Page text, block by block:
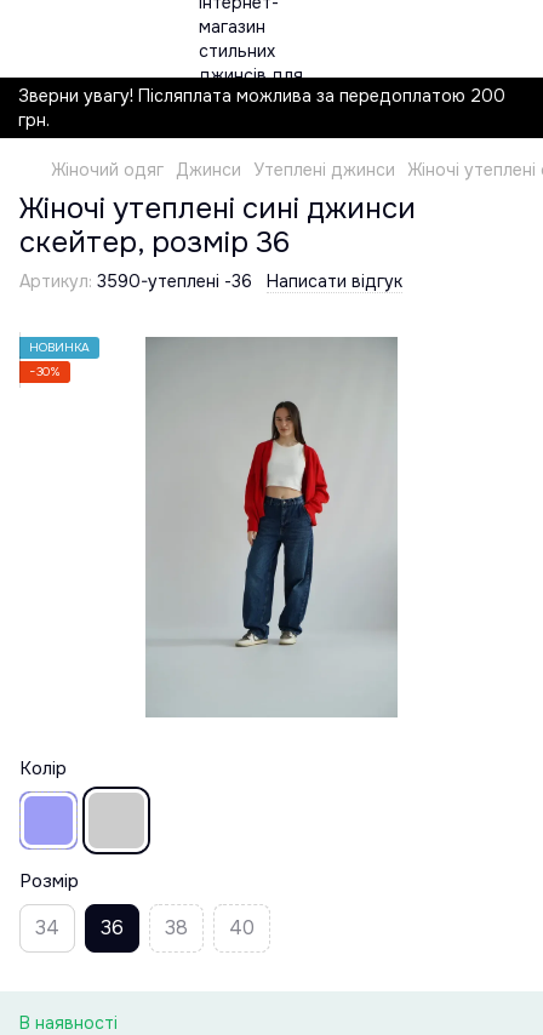
Зверни увагу! Післяплата можлива за передоплатою 200
грн.
Жіночий одяг Джинси Утеплені джинси Жіночі
Жіночі утеплені сині джинси
скейтер, розмір 36
Артикул: 3590-утеплені -36 Написати відгук
НОВИНКА
−30%
Колір
Розмір
34 36 38 40
В наявності